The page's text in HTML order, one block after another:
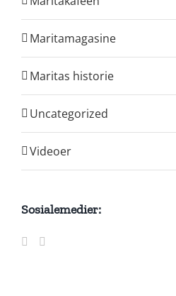
Maritamagasine
Maritas historie
Uncategorized
Videoer
Sosialemedier: